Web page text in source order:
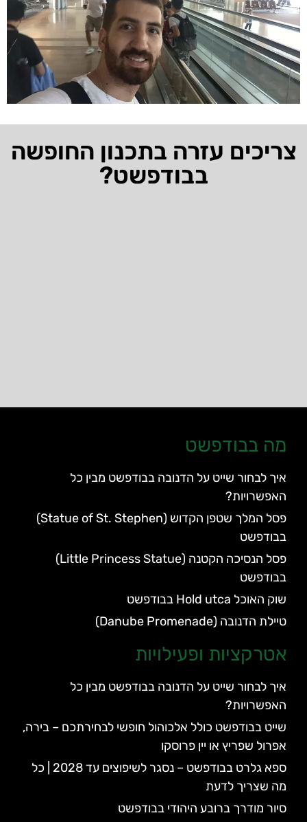
צריכים עזרה בתכנון החופשה
בבודפשט?
מה בבודפשט
איך לבחור שייט על הדנובה בבודפשט מבין כל
האפשרויות?
פסל המלך שטפן הקדוש (Statue of St. Stephen)
בבודפשט
פסל הנסיכה הקטנה (Little Princess Statue)
בבודפשט
שוק האוכל Hold utca בבודפשט
טיילת הדנובה (Danube Promenade)
אטרקציות ופעילויות
איך לבחור שייט על הדנובה בבודפשט מבין כל
האפשרויות?
שייט בבודפשט כולל אלכוהול חופשי לבחירתכם – בירה,
אפרול שפריץ או יין פרוסקו
ספא גלרט בבודפשט – נסגר לשיפוצים עד 2028 | כל
מה שצריך לדעת
סיור מודרך ברובע היהודי בבודפשט